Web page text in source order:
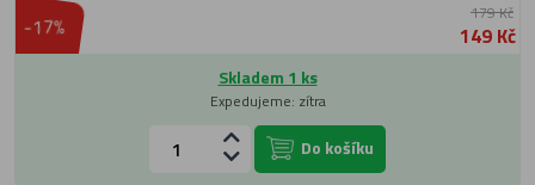
-17% 179 Kč
149 Kč
Skladem 1 ks
Expedujeme: zítra
Do košíku